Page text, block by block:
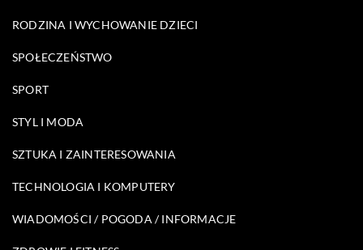
RODZINA I WYCHOWANIE DZIECI
SPOŁECZEŃSTWO
SPORT
STYL I MODA
SZTUKA I ZAINTERESOWANIA
TECHNOLOGIA I KOMPUTERY
WIADOMOŚCI / POGODA / INFORMACJE